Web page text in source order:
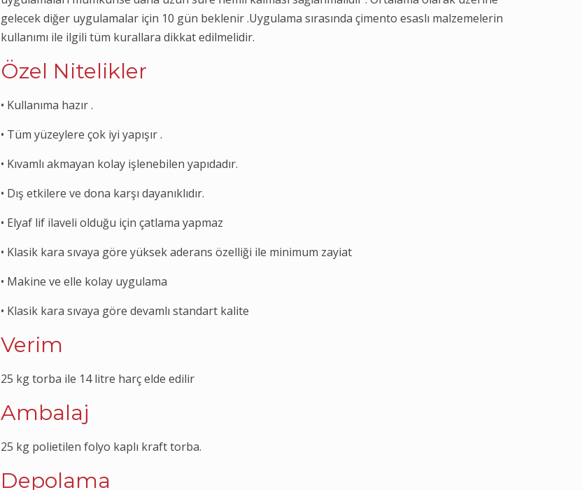
gelecek diğer uygulamalar için 10 gün beklenir .Uygulama sırasında çimento esaslı malzemelerin
kullanımı ile ilgili tüm kurallara dikkat edilmelidir.
Özel Nitelikler
• Kullanıma hazır .
• Tüm yüzeylere çok iyi yapışır .
• Kıvamlı akmayan kolay işlenebilen yapıdadır.
• Dış etkilere ve dona karşı dayanıklıdır.
• Elyaf lif ilaveli olduğu için çatlama yapmaz
• Klasik kara sıvaya göre yüksek aderans özelliği ile minimum zayiat
• Makine ve elle kolay uygulama
• Klasik kara sıvaya göre devamlı standart kalite
Verim
25 kg torba ile 14 litre harç elde edilir
Ambalaj
25 kg polietilen folyo kaplı kraft torba.
Depolama